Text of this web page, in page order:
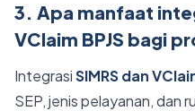
3. Apa manfaat
VClaim BPJS bagi
IntegrasiSIMRS dan
SEP, jenis pelayanan, dan